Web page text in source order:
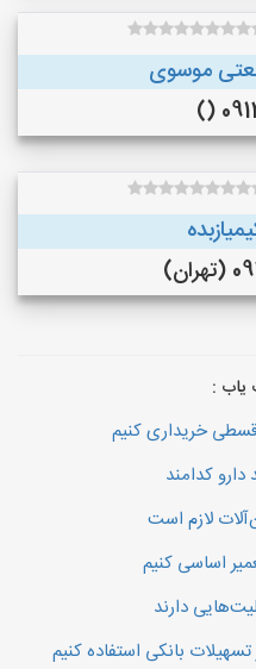
موسوی
یاب :
خریداری کنیم
دارو کدامند
لازم است
اساسی کنیم
بانکی استفاده کنیم